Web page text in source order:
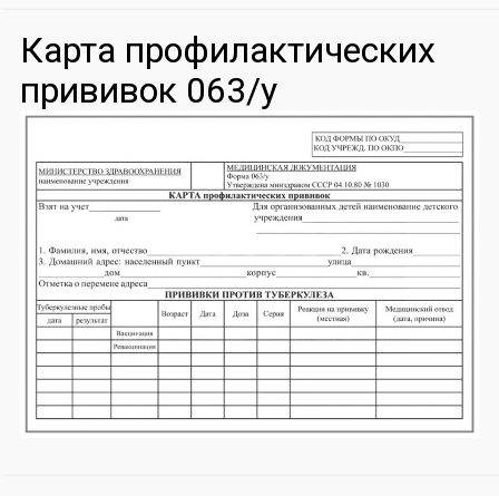
Карта профилактических
прививок 063/у